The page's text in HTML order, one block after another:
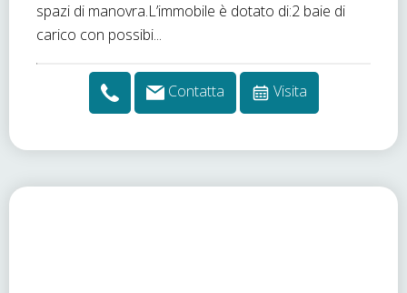
spazi di manovra.L’immobile è dotato di:2 baie di
carico con possibi...
Contatta Visita